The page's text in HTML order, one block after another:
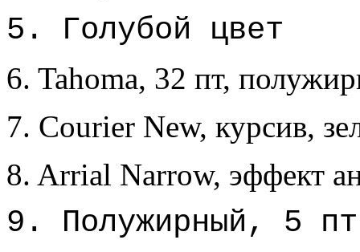
5. Голубой цвет
6. Tahoma, 32 пт,
7. Courier New, курсив,
8. Arrial Narrow, эффект
9. Полужирный, 5 пт